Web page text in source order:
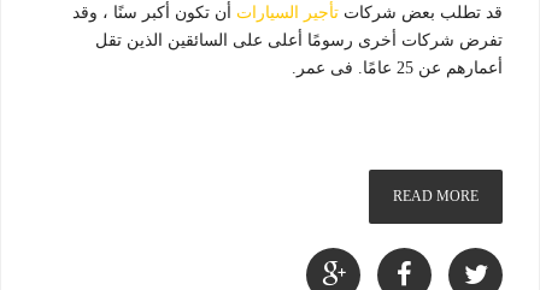
قد تطلب بعض شركات تأجير السيارات أن تكون أكبر سنًا ، وقد
تفرض شركات أخرى رسومًا أعلى على السائقين الذين تقل
أعمارهم عن 25 عامًا. فى عمر.
READ MORE